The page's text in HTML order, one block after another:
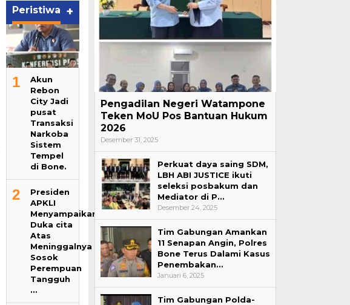
Peristiwa +
1
Akun
Rebon
City Jadi
pusat
Transaksi
Narkoba
Sistem
Tempel
di Bone.
2
Presiden
APKLI
Menyampaikan
Duka cita
Atas
Meninggalnya
Sosok
Perempuan
Tangguh
…
Pengadilan Negeri Watampone
Teken MoU Pos Bantuan Hukum
2026
Desember 31, 2025
Perkuat daya saing SDM,
LBH ABI JUSTICE ikuti
seleksi posbakum dan
Mediator di P…
Desember 24, 2025
Tim Gabungan Amankan
11 Senapan Angin, Polres
Bone Terus Dalami Kasus
Penembakan…
Januari 6, 2025
Tim Gabungan Polda-